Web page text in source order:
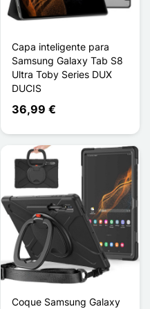
Capa inteligente para
Samsung Galaxy Tab S8
Ultra Toby Series DUX
DUCIS
36,99 €
Coque Samsung Galaxy